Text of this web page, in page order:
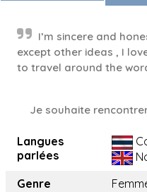
I’m sincere and
except other ideas , I
to travel around the
Je souhaite
Langues
parlées
Genre